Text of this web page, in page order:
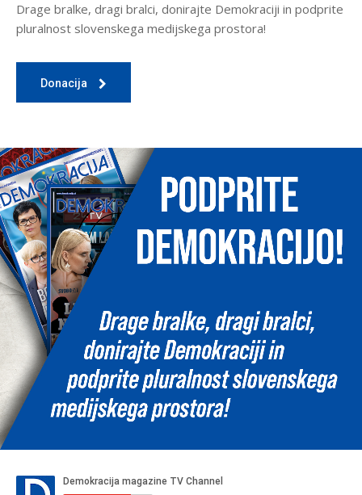
Drage bralke, dragi bralci, donirajte Demokraciji in podprite
pluralnost slovenskega medijskega prostora!
Donacija